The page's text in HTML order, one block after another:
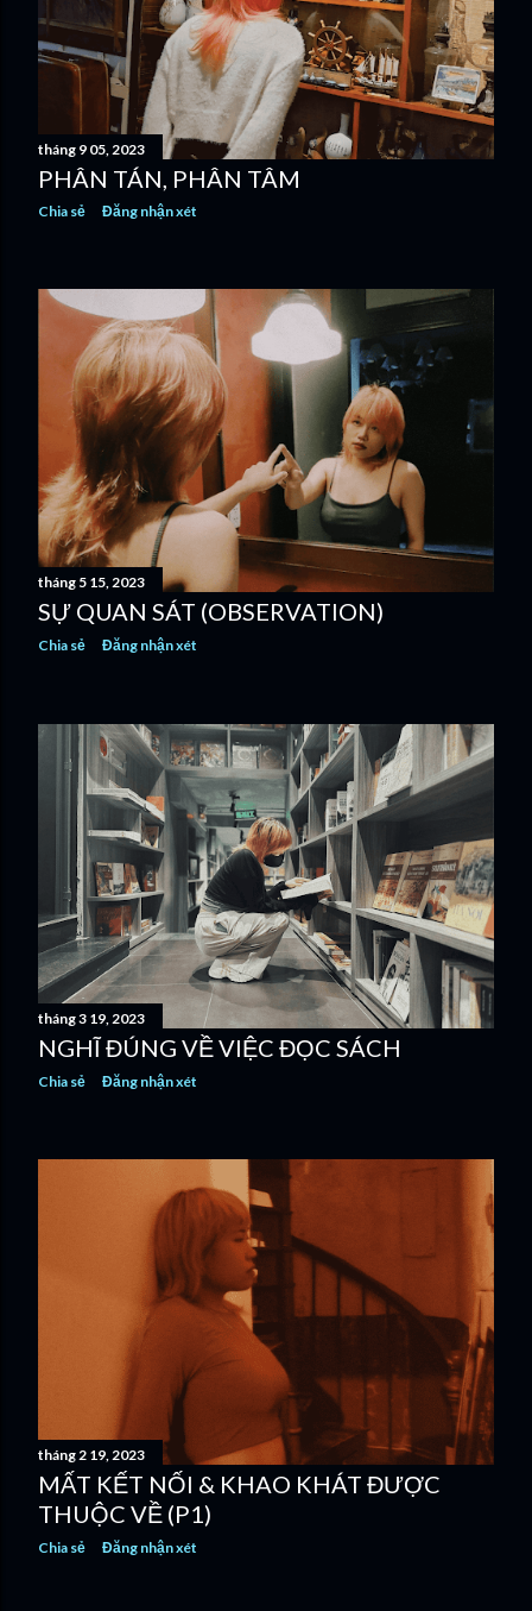
tháng 9 05, 2023
PHÂN TÁN, PHÂN TÂM
Chia sẻ Đăng nhận xét
tháng 5 15, 2023
SỰ QUAN SÁT (OBSERVATION)
Chia sẻ Đăng nhận xét
tháng 3 19, 2023
NGHĨ ĐÚNG VỀ VIỆC ĐỌC SÁCH
Chia sẻ Đăng nhận xét
tháng 2 19, 2023
MẤT KẾT NỐI & KHAO KHÁT ĐƯỢC
THUỘC VỀ (P1)
Chia sẻ Đăng nhận xét